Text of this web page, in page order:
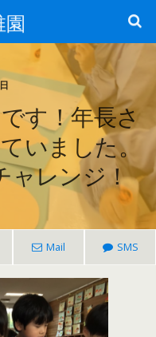
す！年長さ
いました。
ャレンジ！
Mail SMS